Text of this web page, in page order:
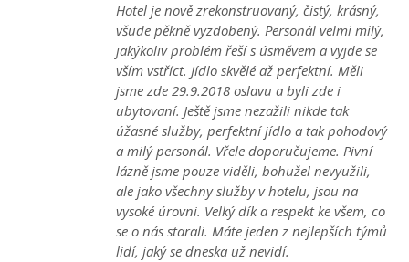
Hotel je nově zrekonstruovaný, čistý, krásný,
všude pěkně vyzdobený. Personál velmi milý,
jakýkoliv problém řeší s úsměvem a vyjde se
vším vstříct. Jídlo skvělé až perfektní. Měli
jsme zde 29.9.2018 oslavu a byli zde i
ubytovaní. Ještě jsme nezažili nikde tak
úžasné služby, perfektní jídlo a tak pohodový
a milý personál. Vřele doporučujeme. Pivní
lázně jsme pouze viděli, bohužel nevyužili,
ale jako všechny služby v hotelu, jsou na
vysoké úrovni. Velký dík a respekt ke všem, co
se o nás starali. Máte jeden z nejlepších týmů
lidí, jaký se dneska už nevidí.